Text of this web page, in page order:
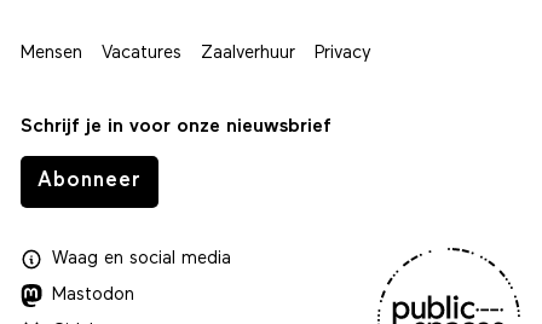
Mensen Vacatures Zaalverhuur Privacy
Schrijf je in voor onze nieuwsbrief
Abonneer
Waagen social media
Mastodon